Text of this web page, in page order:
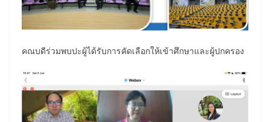
คณบดีร่วมพบปะผู้ได้รับการคัดเลือกให้เข้าศึกษาและผู้ปกครอง